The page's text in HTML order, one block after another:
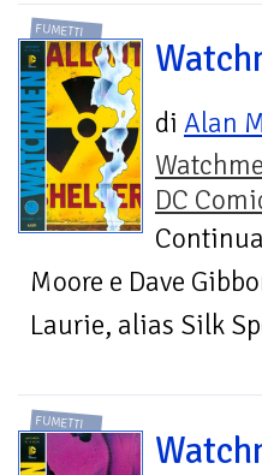
FUMETTI
di Alan
DC
Moore e Dave
Laurie, alias Silk
FUMETTI